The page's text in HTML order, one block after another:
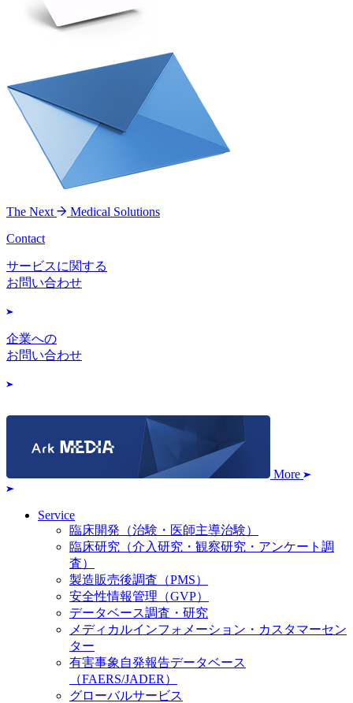
The Next
Medical Solutions
Contact
サービスに関する
お問い合わせ
企業への
お問い合わせ
More
Service
臨床開発（治験・医師主導治験）
臨床研究（介入研究・観察研究・アンケート調
査）
製造販売後調査（PMS）
安全性情報管理（GVP）
データベース調査・研究
メディカルインフォメーション・カスタマーセン
ター
有害事象自発報告データベース
（FAERS/JADER）
グローバルサービス